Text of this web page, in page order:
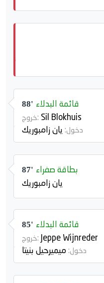
88' قائمة البدلاء
خروج: Sil Blokhuis
دخول: يان زامبوريك
87' بطاقة صفراء
يان زامبوريك
85' قائمة البدلاء
خروج: Jeppe Wijnreder
دخول: ميميرحيل بنيتا